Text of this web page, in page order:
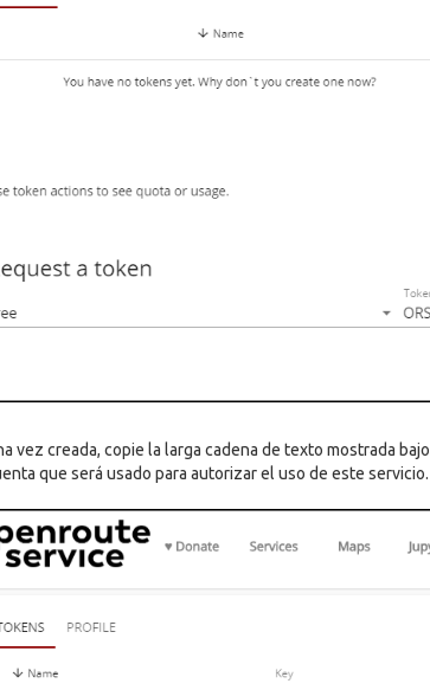
vez creada, copie la larga cadena de texto mostrada bajo
que será usado para autorizar el uso de este servicio.